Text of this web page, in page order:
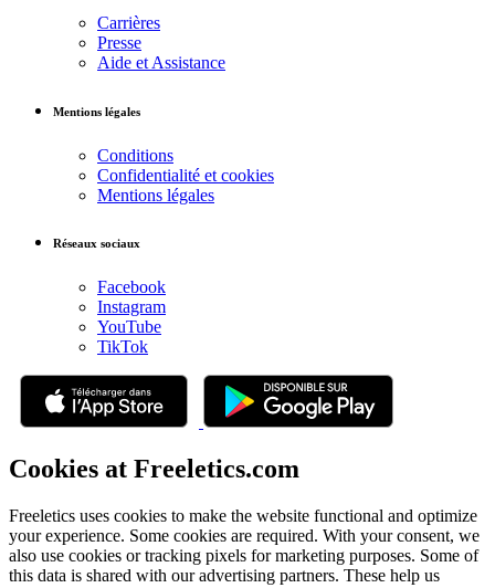
Carrières
Presse
Aide et Assistance
Mentions légales
Conditions
Confidentialité et cookies
Mentions légales
Réseaux sociaux
Facebook
Instagram
YouTube
TikTok
Cookies at Freeletics.com
Freeletics uses cookies to make the website functional and optimize
your experience. Some cookies are required. With your consent, we
also use cookies or tracking pixels for marketing purposes. Some of
this data is shared with our advertising partners. These help us